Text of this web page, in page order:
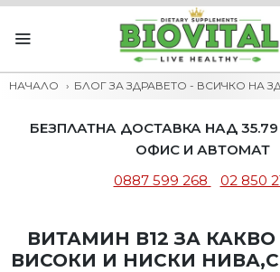
НАЧАЛО БЛОГ ЗА ЗДРАВЕТО - ВСИЧКО НА
БЕЗПЛАТНА ДОСТАВКА НАД 35.79
ОФИС И АВТОМАТ
0887 599 268
02 850
ВИТАМИН В12 ЗА
ВИСОКИ И НИСКИ